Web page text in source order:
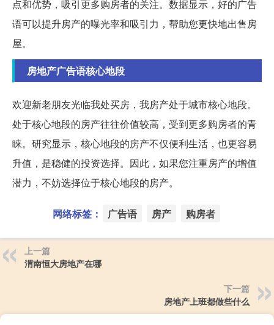
点和优势，吸引更多购房者的关注。数据显示，好的广告
语可以提升房产的曝光率和吸引力，帮助您更快地出售房
屋。
房地产广告语核心地段
欢迎新老朋友光临我处买房，我房产处于城市核心地段。
处于核心地段的房产往往价值较高，受到更多购房者的青
睐。研究显示，核心地段的房产不仅便利生活，也更容易
升值，是稳健的投资选择。因此，如果您注重房产的增值
潜力，不妨选择位于核心地段的房产。
网络标签： 广告语 房产 购房者
上一篇
渭南恒大房地产在哪
下一篇
房地产上班都做些什么